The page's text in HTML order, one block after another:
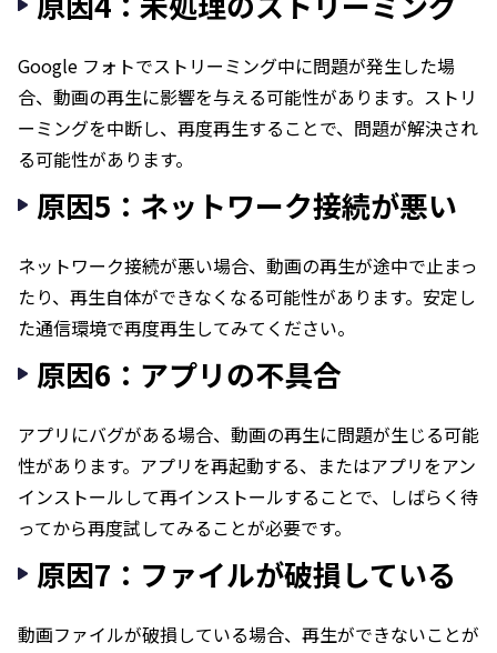
Google フォトでストリーミング中に問題が発生した場
合、動画の再生に影響を与える可能性があります。ストリ
ーミングを中断し、再度再生することで、問題が解決され
る可能性があります。
原因5：ネットワーク接続が悪い
ネットワーク接続が悪い場合、動画の再生が途中で止まっ
たり、再生自体ができなくなる可能性があります。安定し
た通信環境で再度再生してみてください。
原因6：アプリの不具合
アプリにバグがある場合、動画の再生に問題が生じる可能
性があります。アプリを再起動する、またはアプリをアン
インストールして再インストールすることで、しばらく待
ってから再度試してみることが必要です。
原因7：ファイルが破損している
動画ファイルが破損している場合、再生ができないことが